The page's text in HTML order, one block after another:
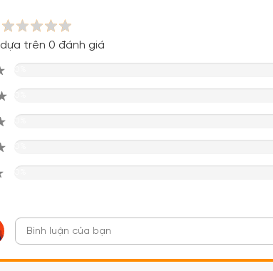
dựa trên 0 đánh giá